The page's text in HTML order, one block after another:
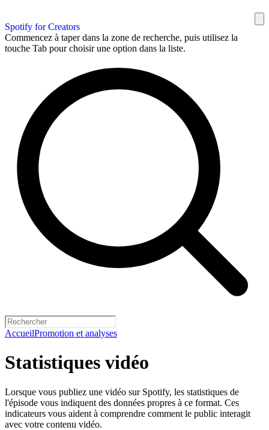
Spotify for Creators
Commencez à taper dans la zone de recherche, puis utilisez la
touche Tab pour choisir une option dans la liste.
AccueilPromotion et analyses
Statistiques vidéo
Lorsque vous publiez une vidéo sur Spotify, les statistiques de
l'épisode vous indiquent des données propres à ce format. Ces
indicateurs vous aident à comprendre comment le public interagit
avec votre contenu vidéo.